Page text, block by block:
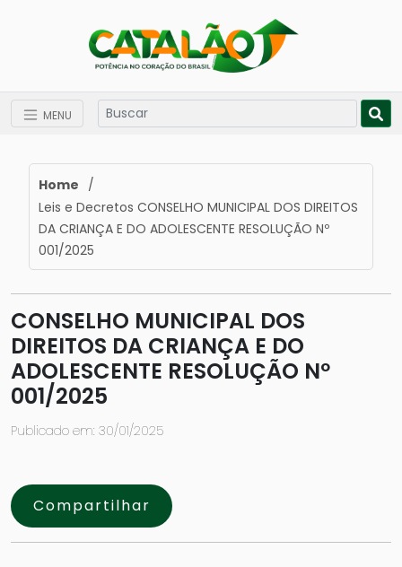
MENU
Home /
Leis e Decretos CONSELHO MUNICIPAL DOS DIREITOS
DA CRIANÇA E DO ADOLESCENTE RESOLUÇÃO Nº
001/2025
CONSELHO MUNICIPAL DOS
DIREITOS DA CRIANÇA E DO
ADOLESCENTE RESOLUÇÃO Nº
001/2025
Publicado em: 30/01/2025
Compartilhar